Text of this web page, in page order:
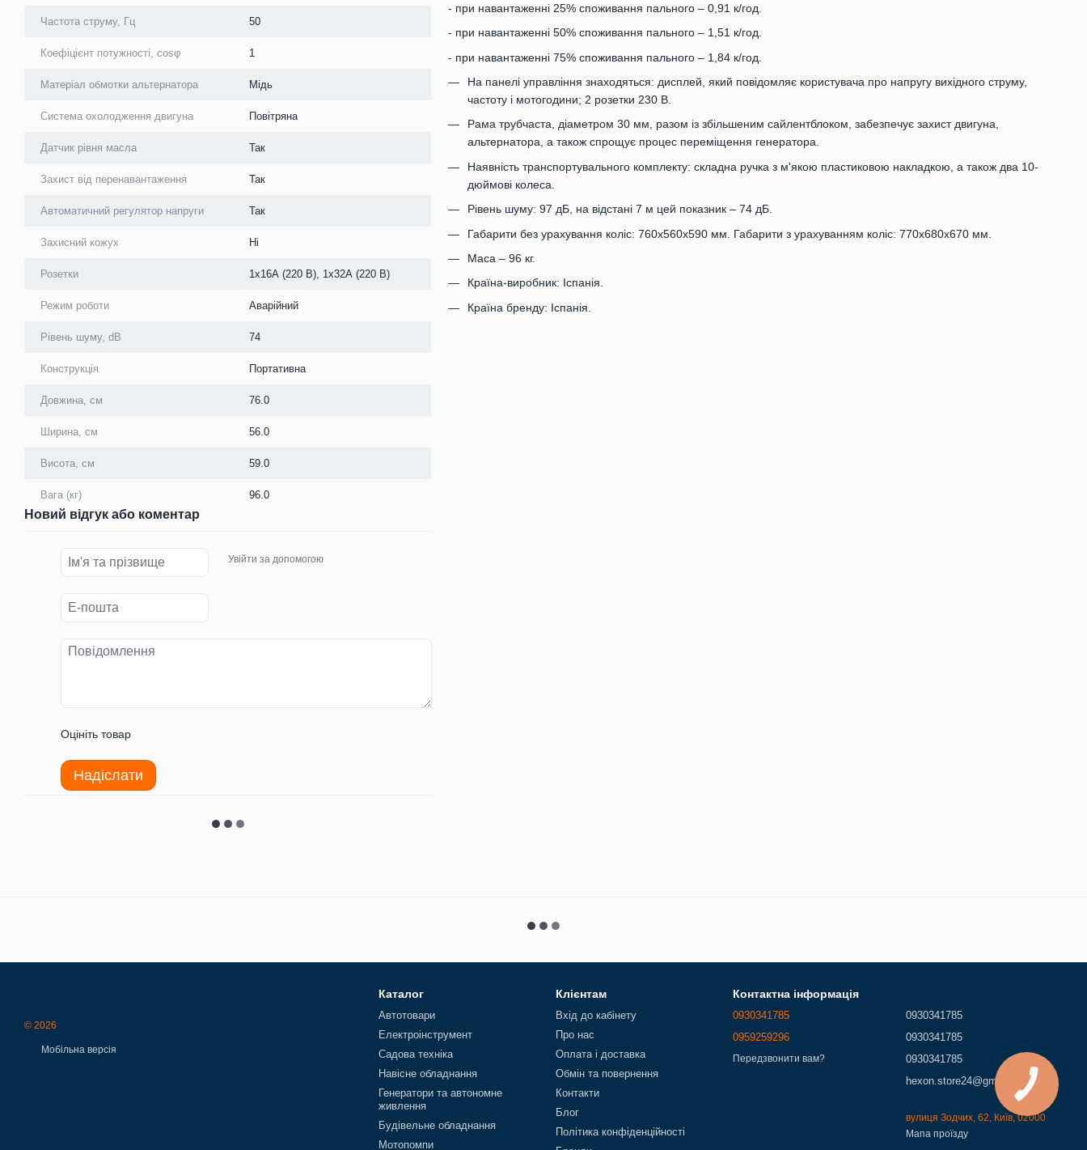
Частота струму, Гц 50
Коефіцієнт потужності, cosφ 1
Матеріал обмотки альтернатора Мідь
Система охолодження двигуна Повітряна
Датчик рівня масла Так
Захист від перенавантаження Так
Автоматичний регулятор напруги Так
Захисний кожух Ні
Розетки 1х16А (220 В), 1х32А (220 В)
Режим роботи Аварійний
Рівень шуму, dB 74
Конструкція Портативна
Довжина, см 76.0
Ширина, см 56.0
Висота, см 59.0
Вага (кг) 96.0
Новий відгук або коментар
Увійти за допомогою
Оцініть товар
Надіслати
- при навантаженні 25% споживання пального – 0,91 к/год.
- при навантаженні 50% споживання пального – 1,51 к/год.
- при навантаженні 75% споживання пального – 1,84 к/год.
На панелі управління знаходяться: дисплей, який повідомляє користувача про напругу вихідного струму,
частоту і мотогодини; 2 розетки 230 В.
Рама трубчаста, діаметром 30 мм, разом із збільшеним сайлентблоком, забезпечує захист двигуна,
альтернатора, а також спрощує процес переміщення генератора.
Наявність транспортувального комплекту: складна ручка з м'якою пластиковою накладкою, а також два 10-
дюймові колеса.
Рівень шуму: 97 дБ, на відстані 7 м цей показник – 74 дБ.
Габарити без урахування коліс: 760х560х590 мм. Габарити з урахуванням коліс: 770х680х670 мм.
Маса – 96 кг.
Країна-виробник: Іспанія.
Країна бренду: Іспанія.
© 2026
Мобільна версія
Каталог
Автотовари
Електроінструмент
Садова техніка
Навісне обладнання
Генератори та автономне
живлення
Будівельне обладнання
Мотопомпи
Клієнтам
Вхід до кабінету
Про нас
Оплата і доставка
Обмін та повернення
Контакти
Блог
Політика конфіденційності
Контактна інформація
0930341785
0959259296
Передзвонити вам?
0930341785
0930341785
0930341785
hexon.store24@gmail.com
вулиця Зодчих, 62, Київ, 02000
Мапа проїзду